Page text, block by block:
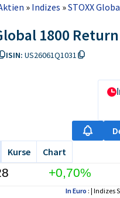
» Indizes »STOXX
1800
ISIN: US26061Q1031
Kurse Chart
+0,70%
In Euro : | Indizes